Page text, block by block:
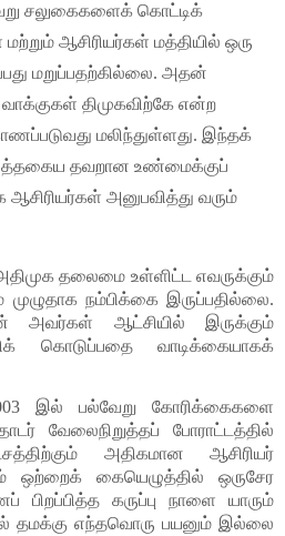
சலுகைகளைக் கொட்டிக்
ஆசிரியர்கள் மத்தியில் ஒரு
மறுப்பதற்கில்லை. அதன்
திமுகவிற்கே என்ற
மலிந்துள்ளது. இந்தக்
இத்தகைய தவறான உண்மைக்குப்
ஆசிரியர்கள் அனுபவித்து வரும்
தலைமை உள்ளிட்ட எவருக்கும்
முழுதாக நம்பிக்கை இருப்பதில்லை.
அவர்கள் ஆட்சியில் இருக்கும்
கொடுப்பதை வாடிக்கையாகக்
இல் பல்வேறு கோரிக்கைகளை
வேலைநிறுத்தப் போராட்டத்தில்
அதிகமான ஆசிரியர்
ஒற்றைக் கையெழுத்தில் ஒருசேர
கருப்பு நாளை யாரும்
தமக்கு எந்தவொரு பயனும் இல்லை